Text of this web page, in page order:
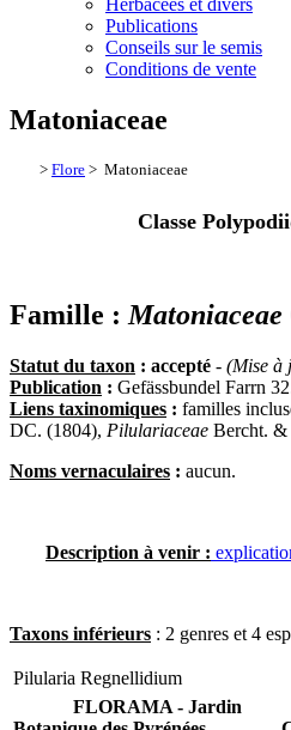
Herbacées et divers
Publications
Conseils sur le semis
Conditions de vente
Matoniaceae
> Flore > Matoniaceae
Classe
Famille : Matoniaceae
Statut du taxon : accepté - (Mise à
Publication : Gefässbundel Farrn
Liens taxinomiques : familles
DC. (1804), Pilulariaceae Bercht. &
Noms vernaculaires : aucun.
Description à venir :
Taxons inférieurs : 2 genres et 4
Pilularia Regnellidium
FLORAMA - Jardin